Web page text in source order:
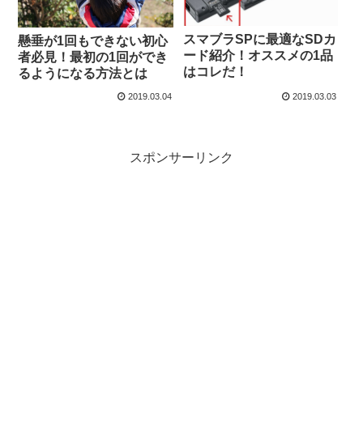
懸垂が1回もできない初心
者必見！最初の1回ができ
るようになる方法とは
2019.03.04
スマブラSPに最適なSDカ
ード紹介！オススメの1品
はコレだ！
2019.03.03
スポンサーリンク